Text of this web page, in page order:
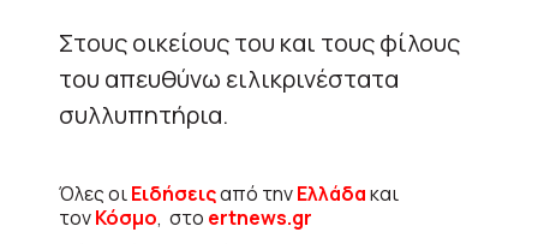
Στους οικείους του και τους φίλους
του απευθύνω ειλικρινέστατα
συλλυπητήρια.
Όλες οιΕιδήσειςαπό τηνΕλλάδακαι
τονΚόσμο, στο ertnews.gr